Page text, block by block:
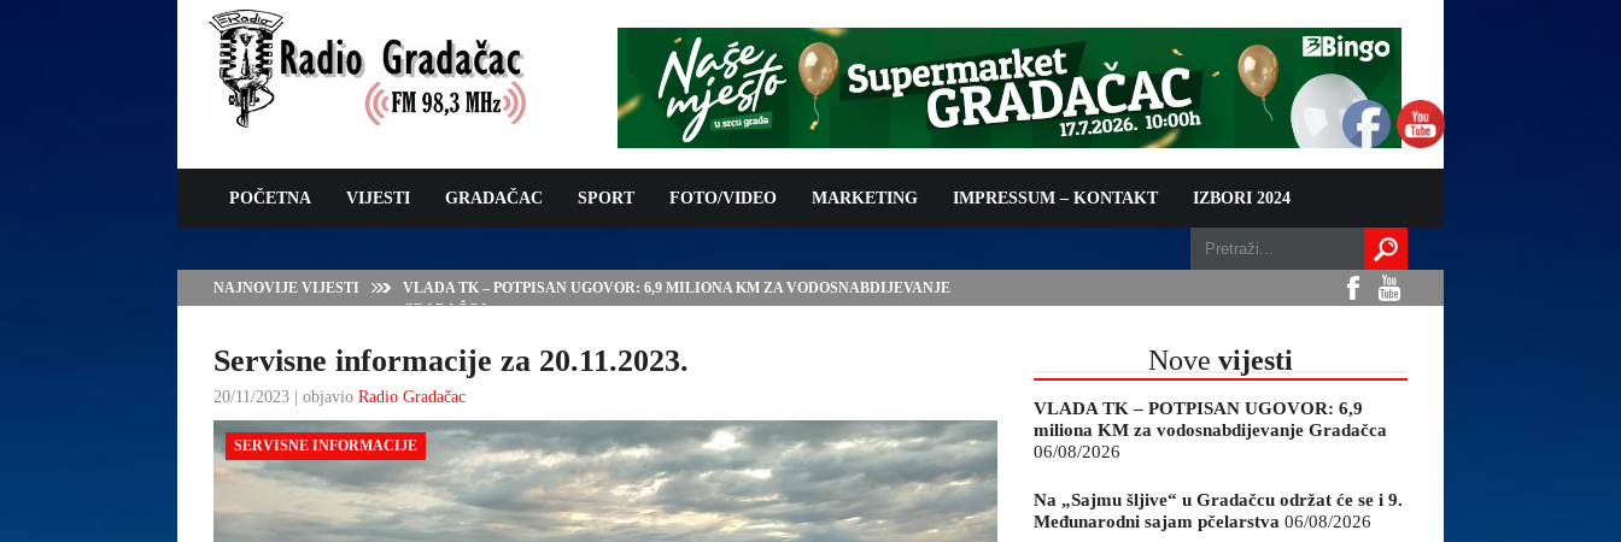
POČETNA VIJESTI GRADAČAC SPORT FOTO/VIDEO MARKETING IMPRESSUM – KONTAKT IZBORI 2024
NAJNOVIJE VIJESTI
VLADA TK – POTPISAN UGOVOR: 6,9 MILIONA KM ZA VODOSNABDIJEVANJE
GRADAČCA
Servisne informacije za 20.11.2023.
20/11/2023 | objavio Radio Gradačac
SERVISNE INFORMACIJE
Nove vijesti
VLADA TK – POTPISAN UGOVOR: 6,9
miliona KM za vodosnabdijevanje Gradačca
06/08/2026
Na „Sajmu šljive“ u Gradačcu održat će se i 9.
Međunarodni sajam pčelarstva 06/08/2026